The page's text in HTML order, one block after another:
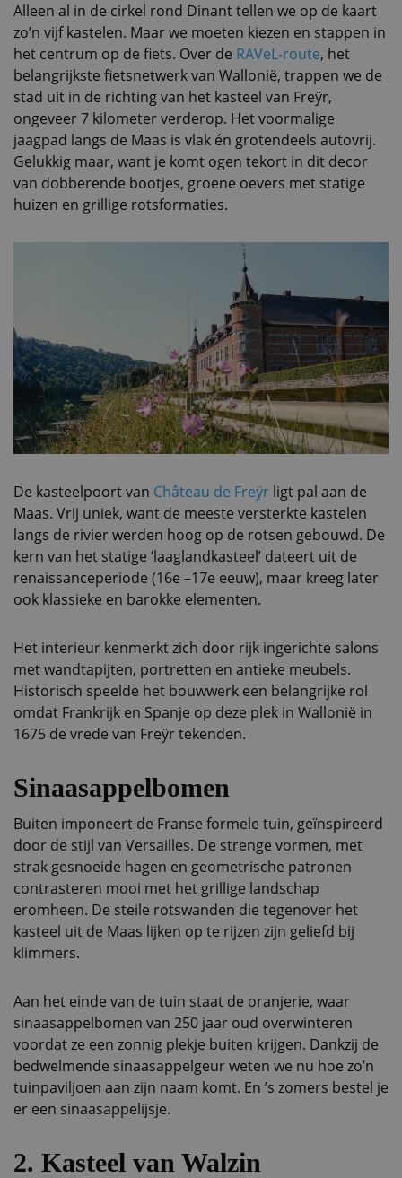
Alleen al in de cirkel rond Dinant tellen we op de kaart
zo’n vijf kastelen. Maar we moeten kiezen en stappen in
het centrum op de fiets. Over de RAVeL-route, het
belangrijkste fietsnetwerk van Wallonië, trappen we de
stad uit in de richting van het kasteel van Freÿr,
ongeveer 7 kilometer verderop. Het voormalige
jaagpad langs de Maas is vlak én grotendeels autovrij.
Gelukkig maar, want je komt ogen tekort in dit decor
van dobberende bootjes, groene oevers met statige
huizen en grillige rotsformaties.
De kasteelpoort van Château de Freÿr ligt pal aan de
Maas. Vrij uniek, want de meeste versterkte kastelen
langs de rivier werden hoog op de rotsen gebouwd. De
kern van het statige ‘laaglandkasteel’ dateert uit de
renaissanceperiode (16e –17e eeuw), maar kreeg later
ook klassieke en barokke elementen.
Het interieur kenmerkt zich door rijk ingerichte salons
met wandtapijten, portretten en antieke meubels.
Historisch speelde het bouwwerk een belangrijke rol
omdat Frankrijk en Spanje op deze plek in Wallonië in
1675 de vrede van Freÿr tekenden.
Sinaasappelbomen
Buiten imponeert de Franse formele tuin, geïnspireerd
door de stijl van Versailles. De strenge vormen, met
strak gesnoeide hagen en geometrische patronen
contrasteren mooi met het grillige landschap
eromheen. De steile rotswanden die tegenover het
kasteel uit de Maas lijken op te rijzen zijn geliefd bij
klimmers.
Aan het einde van de tuin staat de oranjerie, waar
sinaasappelbomen van 250 jaar oud overwinteren
voordat ze een zonnig plekje buiten krijgen. Dankzij de
bedwelmende sinaasappelgeur weten we nu hoe zo’n
tuinpaviljoen aan zijn naam komt. En ’s zomers bestel je
er een sinaasappelijsje.
2. Kasteel van Walzin